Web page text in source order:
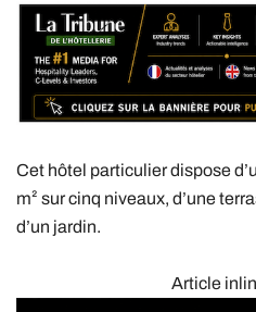
Cet hôtel particulier dispose
m² sur cinq niveaux, d’une
d’un jardin.
Article